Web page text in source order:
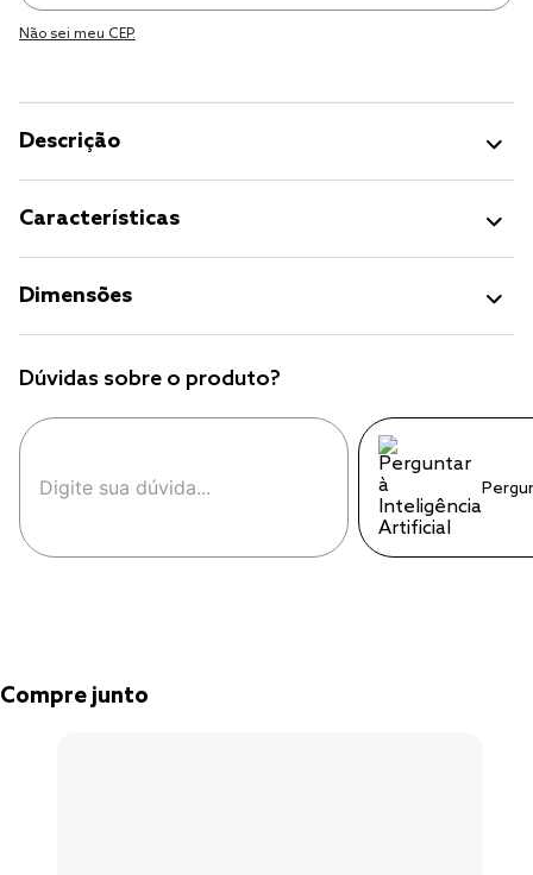
Não sei meu CEP.
Descrição
Características
Dimensões
Dúvidas sobre o produto?
Compre junto